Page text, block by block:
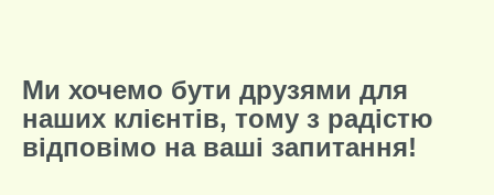
Ми хочемо бути друзями для
наших клієнтів, тому з радістю
відповімо на ваші запитання!